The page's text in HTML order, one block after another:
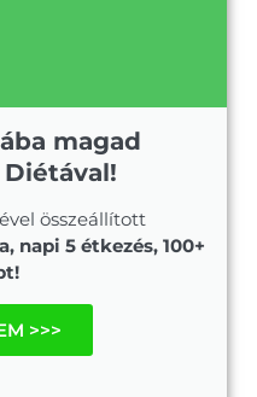
magad
összeállított
napi 5 étkezés, 100+
>>>